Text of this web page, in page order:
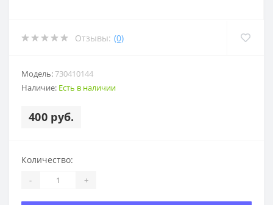
Отзывы: (0)
Модель:730410144
Наличие: Есть в наличии
400 руб.
Количество:
- +